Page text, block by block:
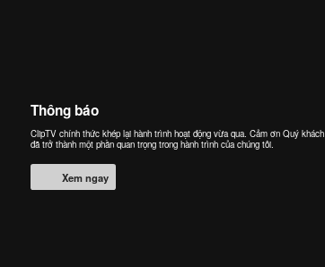
Thông báo
ClipTV chính thức khép lại hành trình hoạt động vừa qua. Cảm ơn Quý khách
đã trở thành một phần quan trọng trong hành trình của chúng tôi.
Xem ngay